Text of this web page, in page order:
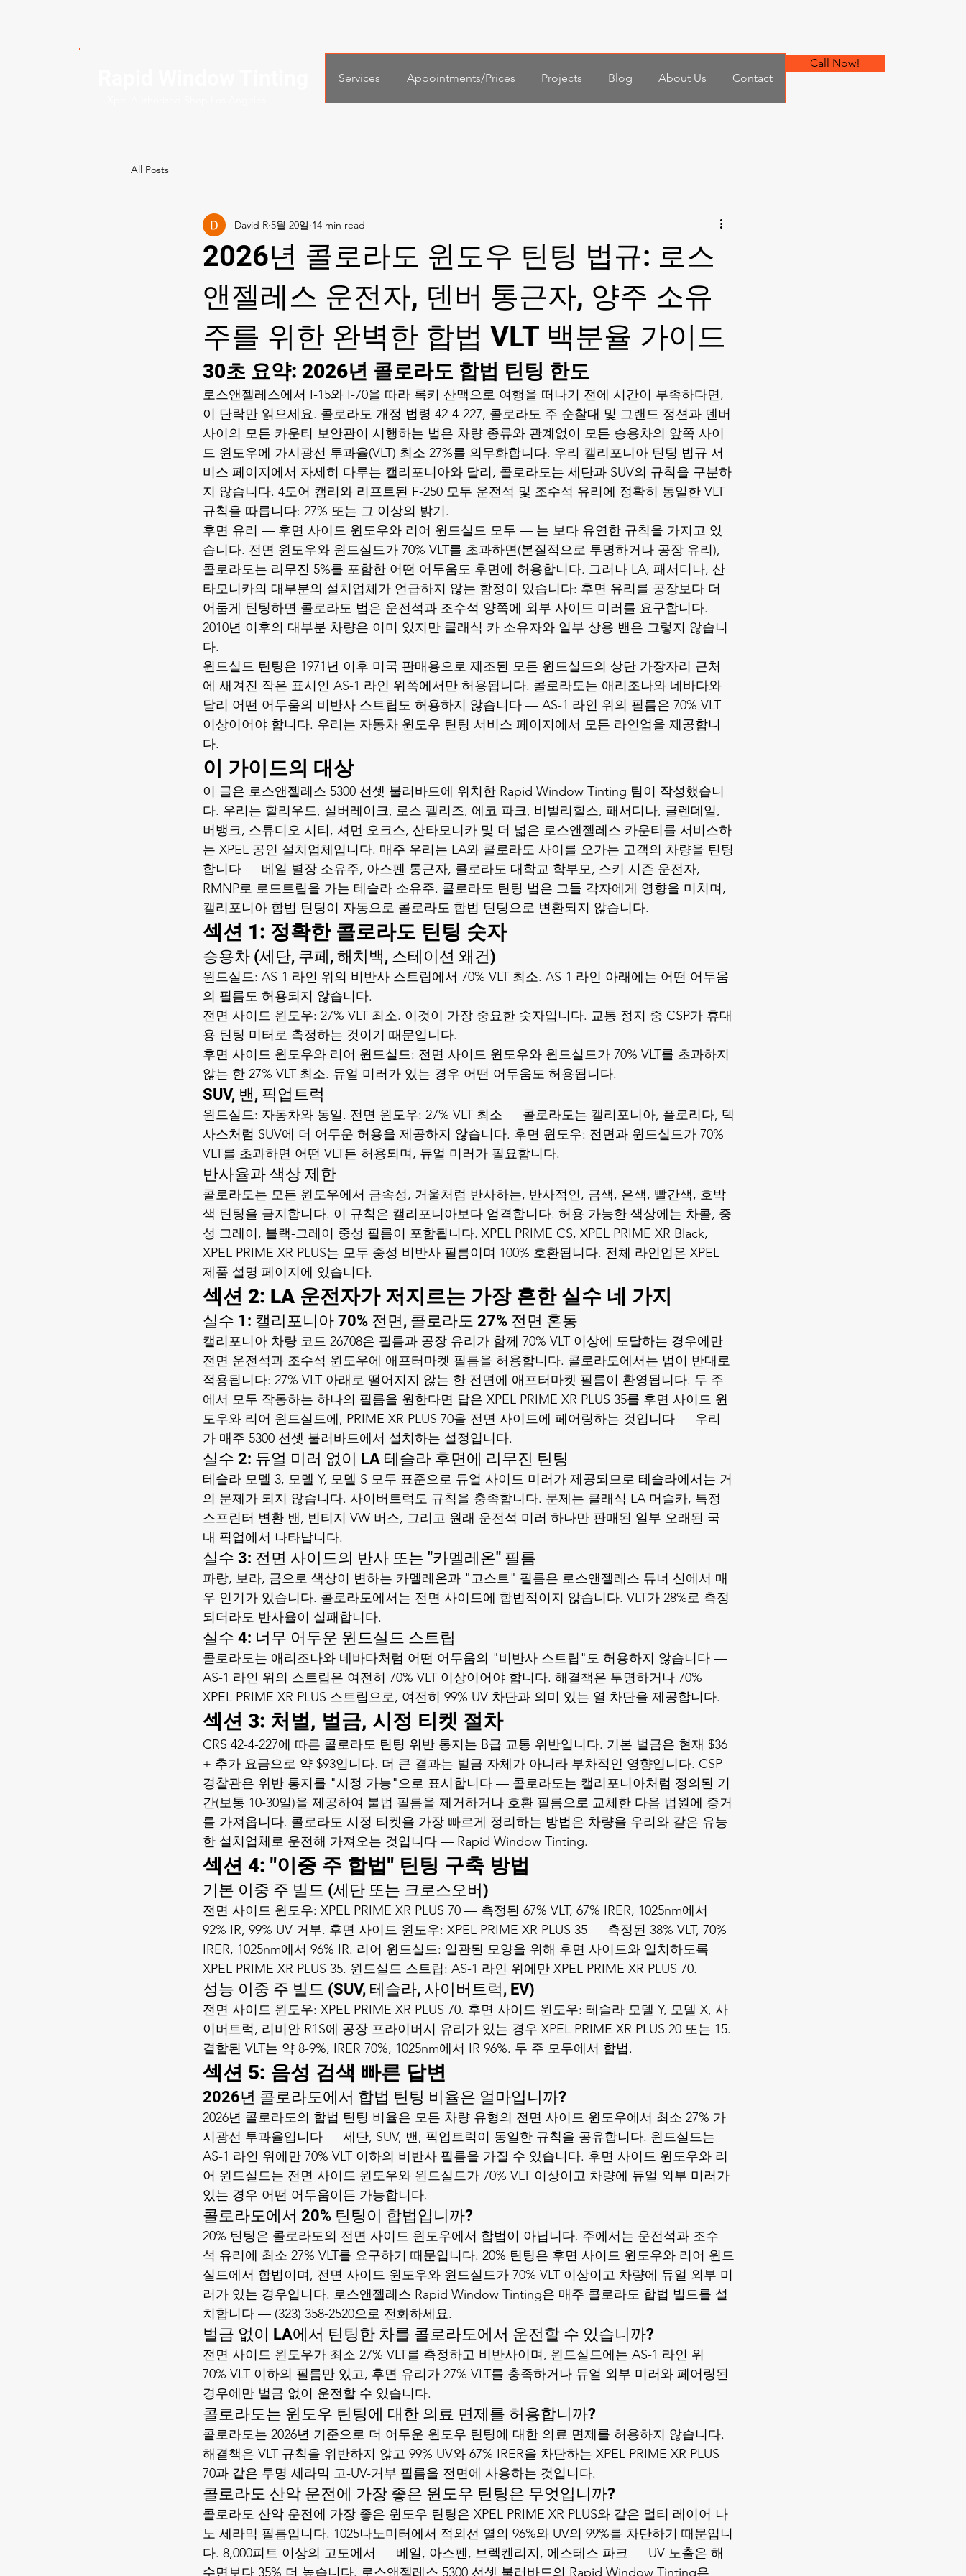
Services Appointments/Prices Projects Blog About Us Contact
Call Now!
All Posts
2026년 콜로라도 윈도우 틴팅 법규: 로스
앤젤레스 운전자, 덴버 통근자, 양주 소유
주를 위한 완벽한 합법 VLT 백분율 가이드
David R 5월 20일
30초 요약: 2026년 콜로라도 합법 틴팅 한도
로스앤젤레스에서 I-15와 I-70을 따라 록키 산맥으로 여행을 떠나기 전에 시간이 부족하다면,
이 단락만 읽으세요. 콜로라도 개정 법령 42-4-227, 콜로라도 주 순찰대 및 그랜드 정션과 덴버
사이의 모든 카운티 보안관이 시행하는 법은 차량 종류와 관계없이 모든 승용차의 앞쪽 사이
드 윈도우에 가시광선 투과율(VLT) 최소 27%를 의무화합니다. 우리 캘리포니아 틴팅 법규 서
비스 페이지에서 자세히 다루는 캘리포니아와 달리, 콜로라도는 세단과 SUV의 규칙을 구분하
지 않습니다. 4도어 캠리와 리프트된 F-250 모두 운전석 및 조수석 유리에 정확히 동일한 VLT
규칙을 따릅니다: 27% 또는 그 이상의 밝기.
후면 유리 — 후면 사이드 윈도우와 리어 윈드실드 모두 — 는 보다 유연한 규칙을 가지고 있
습니다. 전면 윈도우와 윈드실드가 70% VLT를 초과하면(본질적으로 투명하거나 공장 유리),
콜로라도는 리무진 5%를 포함한 어떤 어두움도 후면에 허용합니다. 그러나 LA, 패서디나, 산
타모니카의 대부분의 설치업체가 언급하지 않는 함정이 있습니다: 후면 유리를 공장보다 더
어둡게 틴팅하면 콜로라도 법은 운전석과 조수석 양쪽에 외부 사이드 미러를 요구합니다.
2010년 이후의 대부분 차량은 이미 있지만 클래식 카 소유자와 일부 상용 밴은 그렇지 않습니
다.
윈드실드 틴팅은 1971년 이후 미국 판매용으로 제조된 모든 윈드실드의 상단 가장자리 근처
에 새겨진 작은 표시인 AS-1 라인 위쪽에서만 허용됩니다. 콜로라도는 애리조나와 네바다와
달리 어떤 어두움의 비반사 스트립도 허용하지 않습니다 — AS-1 라인 위의 필름은 70% VLT
이상이어야 합니다. 우리는 자동차 윈도우 틴팅 서비스 페이지에서 모든 라인업을 제공합니
다.
이 가이드의 대상
이 글은 로스앤젤레스 5300 선셋 불러바드에 위치한 Rapid Window Tinting 팀이 작성했습니
다. 우리는 할리우드, 실버레이크, 로스 펠리즈, 에코 파크, 비벌리힐스, 패서디나, 글렌데일,
버뱅크, 스튜디오 시티, 셔먼 오크스, 산타모니카 및 더 넓은 로스앤젤레스 카운티를 서비스하
는 XPEL 공인 설치업체입니다. 매주 우리는 LA와 콜로라도 사이를 오가는 고객의 차량을 틴팅
합니다 — 베일 별장 소유주, 아스펜 통근자, 콜로라도 대학교 학부모, 스키 시즌 운전자,
RMNP로 로드트립을 가는 테슬라 소유주. 콜로라도 틴팅 법은 그들 각자에게 영향을 미치며,
캘리포니아 합법 틴팅이 자동으로 콜로라도 합법 틴팅으로 변환되지 않습니다.
섹션 1: 정확한 콜로라도 틴팅 숫자
승용차 (세단, 쿠페, 해치백, 스테이션 왜건)
윈드실드: AS-1 라인 위의 비반사 스트립에서 70% VLT 최소. AS-1 라인 아래에는 어떤 어두움
의 필름도 허용되지 않습니다.
전면 사이드 윈도우: 27% VLT 최소. 이것이 가장 중요한 숫자입니다. 교통 정지 중 CSP가 휴대
용 틴팅 미터로 측정하는 것이기 때문입니다.
후면 사이드 윈도우와 리어 윈드실드: 전면 사이드 윈도우와 윈드실드가 70% VLT를 초과하지
않는 한 27% VLT 최소. 듀얼 미러가 있는 경우 어떤 어두움도 허용됩니다.
SUV, 밴, 픽업트럭
윈드실드: 자동차와 동일. 전면 윈도우: 27% VLT 최소 — 콜로라도는 캘리포니아, 플로리다, 텍
사스처럼 SUV에 더 어두운 허용을 제공하지 않습니다. 후면 윈도우: 전면과 윈드실드가 70%
VLT를 초과하면 어떤 VLT든 허용되며, 듀얼 미러가 필요합니다.
반사율과 색상 제한
콜로라도는 모든 윈도우에서 금속성, 거울처럼 반사하는, 반사적인, 금색, 은색, 빨간색, 호박
색 틴팅을 금지합니다. 이 규칙은 캘리포니아보다 엄격합니다. 허용 가능한 색상에는 차콜, 중
성 그레이, 블랙-그레이 중성 필름이 포함됩니다. XPEL PRIME CS, XPEL PRIME XR Black,
XPEL PRIME XR PLUS는 모두 중성 비반사 필름이며 100% 호환됩니다. 전체 라인업은 XPEL
제품 설명 페이지에 있습니다.
섹션 2: LA 운전자가 저지르는 가장 흔한 실수 네 가지
실수 1: 캘리포니아 70% 전면, 콜로라도 27% 전면 혼동
캘리포니아 차량 코드 26708은 필름과 공장 유리가 함께 70% VLT 이상에 도달하는 경우에만
전면 운전석과 조수석 윈도우에 애프터마켓 필름을 허용합니다. 콜로라도에서는 법이 반대로
적용됩니다: 27% VLT 아래로 떨어지지 않는 한 전면에 애프터마켓 필름이 환영됩니다. 두 주
에서 모두 작동하는 하나의 필름을 원한다면 답은 XPEL PRIME XR PLUS 35를 후면 사이드 윈
도우와 리어 윈드실드에, PRIME XR PLUS 70을 전면 사이드에 페어링하는 것입니다 — 우리
가 매주 5300 선셋 불러바드에서 설치하는 설정입니다.
실수 2: 듀얼 미러 없이 LA 테슬라 후면에 리무진 틴팅
테슬라 모델 3, 모델 Y, 모델 S 모두 표준으로 듀얼 사이드 미러가 제공되므로 테슬라에서는 거
의 문제가 되지 않습니다. 사이버트럭도 규칙을 충족합니다. 문제는 클래식 LA 머슬카, 특정
스프린터 변환 밴, 빈티지 VW 버스, 그리고 원래 운전석 미러 하나만 판매된 일부 오래된 국
내 픽업에서 나타납니다.
실수 3: 전면 사이드의 반사 또는 "카멜레온" 필름
파랑, 보라, 금으로 색상이 변하는 카멜레온과 "고스트" 필름은 로스앤젤레스 튜너 신에서 매
우 인기가 있습니다. 콜로라도에서는 전면 사이드에 합법적이지 않습니다. VLT가 28%로 측정
되더라도 반사율이 실패합니다.
실수 4: 너무 어두운 윈드실드 스트립
콜로라도는 애리조나와 네바다처럼 어떤 어두움의 "비반사 스트립"도 허용하지 않습니다 —
AS-1 라인 위의 스트립은 여전히 70% VLT 이상이어야 합니다. 해결책은 투명하거나 70%
XPEL PRIME XR PLUS 스트립으로, 여전히 99% UV 차단과 의미 있는 열 차단을 제공합니다.
섹션 3: 처벌, 벌금, 시정 티켓 절차
CRS 42-4-227에 따른 콜로라도 틴팅 위반 통지는 B급 교통 위반입니다. 기본 벌금은 현재 $36
+ 추가 요금으로 약 $93입니다. 더 큰 결과는 벌금 자체가 아니라 부차적인 영향입니다. CSP
경찰관은 위반 통지를 "시정 가능"으로 표시합니다 — 콜로라도는 캘리포니아처럼 정의된 기
간(보통 10-30일)을 제공하여 불법 필름을 제거하거나 호환 필름으로 교체한 다음 법원에 증거
를 가져옵니다. 콜로라도 시정 티켓을 가장 빠르게 정리하는 방법은 차량을 우리와 같은 유능
한 설치업체로 운전해 가져오는 것입니다 — Rapid Window Tinting.
섹션 4: "이중 주 합법" 틴팅 구축 방법
기본 이중 주 빌드 (세단 또는 크로스오버)
전면 사이드 윈도우: XPEL PRIME XR PLUS 70 — 측정된 67% VLT, 67% IRER, 1025nm에서
92% IR, 99% UV 거부. 후면 사이드 윈도우: XPEL PRIME XR PLUS 35 — 측정된 38% VLT, 70%
IRER, 1025nm에서 96% IR. 리어 윈드실드: 일관된 모양을 위해 후면 사이드와 일치하도록
XPEL PRIME XR PLUS 35. 윈드실드 스트립: AS-1 라인 위에만 XPEL PRIME XR PLUS 70.
성능 이중 주 빌드 (SUV, 테슬라, 사이버트럭, EV)
전면 사이드 윈도우: XPEL PRIME XR PLUS 70. 후면 사이드 윈도우: 테슬라 모델 Y, 모델 X, 사
이버트럭, 리비안 R1S에 공장 프라이버시 유리가 있는 경우 XPEL PRIME XR PLUS 20 또는 15.
결합된 VLT는 약 8-9%, IRER 70%, 1025nm에서 IR 96%. 두 주 모두에서 합법.
섹션 5: 음성 검색 빠른 답변
2026년 콜로라도에서 합법 틴팅 비율은 얼마입니까?
2026년 콜로라도의 합법 틴팅 비율은 모든 차량 유형의 전면 사이드 윈도우에서 최소 27% 가
시광선 투과율입니다 — 세단, SUV, 밴, 픽업트럭이 동일한 규칙을 공유합니다. 윈드실드는
AS-1 라인 위에만 70% VLT 이하의 비반사 필름을 가질 수 있습니다. 후면 사이드 윈도우와 리
어 윈드실드는 전면 사이드 윈도우와 윈드실드가 70% VLT 이상이고 차량에 듀얼 외부 미러가
있는 경우 어떤 어두움이든 가능합니다.
콜로라도에서 20% 틴팅이 합법입니까?
20% 틴팅은 콜로라도의 전면 사이드 윈도우에서 합법이 아닙니다. 주에서는 운전석과 조수
석 유리에 최소 27% VLT를 요구하기 때문입니다. 20% 틴팅은 후면 사이드 윈도우와 리어 윈드
실드에서 합법이며, 전면 사이드 윈도우와 윈드실드가 70% VLT 이상이고 차량에 듀얼 외부 미
러가 있는 경우입니다. 로스앤젤레스 Rapid Window Tinting은 매주 콜로라도 합법 빌드를 설
치합니다 — (323) 358-2520으로 전화하세요.
벌금 없이 LA에서 틴팅한 차를 콜로라도에서 운전할 수 있습니까?
전면 사이드 윈도우가 최소 27% VLT를 측정하고 비반사이며, 윈드실드에는 AS-1 라인 위
70% VLT 이하의 필름만 있고, 후면 유리가 27% VLT를 충족하거나 듀얼 외부 미러와 페어링된
경우에만 벌금 없이 운전할 수 있습니다.
콜로라도는 윈도우 틴팅에 대한 의료 면제를 허용합니까?
콜로라도는 2026년 기준으로 더 어두운 윈도우 틴팅에 대한 의료 면제를 허용하지 않습니다.
해결책은 VLT 규칙을 위반하지 않고 99% UV와 67% IRER을 차단하는 XPEL PRIME XR PLUS
70과 같은 투명 세라믹 고-UV-거부 필름을 전면에 사용하는 것입니다.
콜로라도 산악 운전에 가장 좋은 윈도우 틴팅은 무엇입니까?
콜로라도 산악 운전에 가장 좋은 윈도우 틴팅은 XPEL PRIME XR PLUS와 같은 멀티 레이어 나
노 세라믹 필름입니다. 1025나노미터에서 적외선 열의 96%와 UV의 99%를 차단하기 때문입니
다. 8,000피트 이상의 고도에서 — 베일, 아스펜, 브렉켄리지, 에스테스 파크 — UV 노출은 해
수면보다 35% 더 높습니다. 로스앤젤레스 5300 선셋 불러바드의 Rapid Window Tinting은